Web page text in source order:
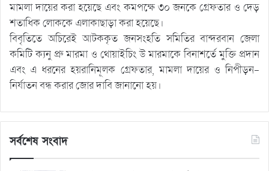
মামলা দায়ের করা হয়েছে এবং কমপক্ষে ৩০ জনকে গ্রেফতার ও দেড়
শতাধিক লোককে এলাকাছাড়া করা হয়েছে।
বিবৃতিতে অচিরেই আটককৃত জনসংহতি সমিতির বান্দরবান জেলা
কমিটি ক্যনু প্রু মারমা ও থোয়াইচিং উ মারমাকে বিনাশর্তে মুক্তি প্রদান
এবং এ ধরনের হয়রানিমূলক গ্রেফতার, মামলা দায়ের ও নিপীড়ন-
নির্যাতন বন্ধ করার জোর দাবি জানানো হয়।
সর্বশেষ সংবাদ